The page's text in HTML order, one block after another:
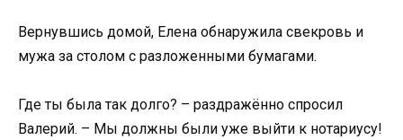
Вернувшись домой, Елена обнаружила свекровь и
мужа за столом с разложенными бумагами.
Где ты была так долго? – раздражённо спросил
Валерий. – Мы должны были уже выйти к нотариусу!